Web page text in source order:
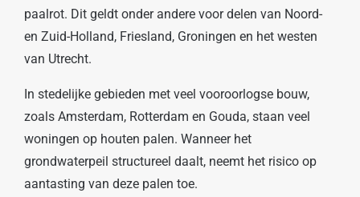
paalrot. Dit geldt onder andere voor delen van Noord-
en Zuid-Holland, Friesland, Groningen en het westen
van Utrecht.
In stedelijke gebieden met veel vooroorlogse bouw,
zoals Amsterdam, Rotterdam en Gouda, staan veel
woningen op houten palen. Wanneer het
grondwaterpeil structureel daalt, neemt het risico op
aantasting van deze palen toe.